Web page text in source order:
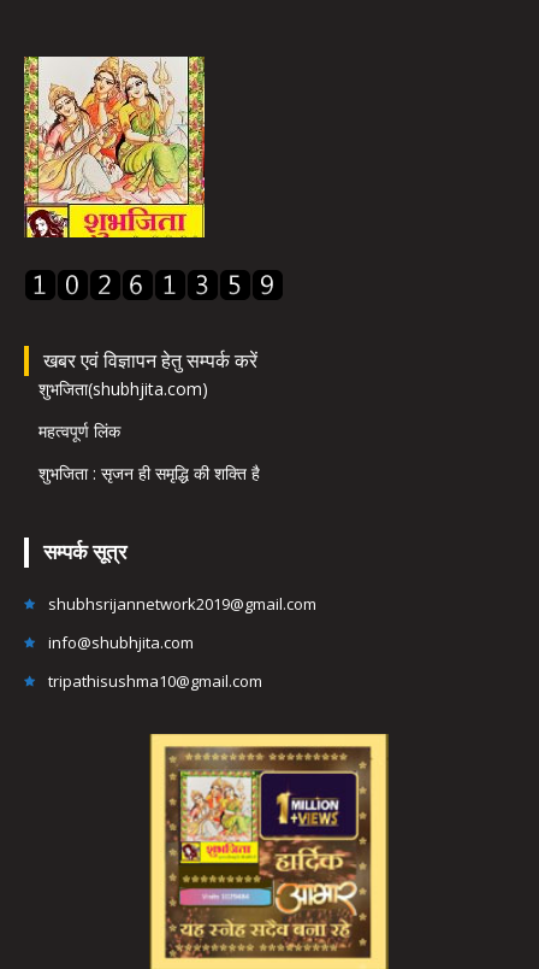
खबर एवं विज्ञापन हेतु सम्पर्क करें
शुभजिता(shubhjita.com)
महत्वपूर्ण लिंक
शुभजिता : सृजन ही समृद्धि की शक्ति है
सम्पर्क सूत्र
shubhsrijannetwork2019@gmail.com
info@shubhjita.com
tripathisushma10@gmail.com